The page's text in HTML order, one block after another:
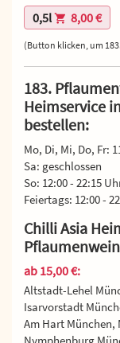
0,5l 8,00 €
(Button klicken, um
183.
Heimservice
bestellen:
Mo, Di, Mi, Do, Fr:
Sa: geschlossen
So: 12:00 - 22:15
Feiertags: 12:00 -
Chilli Asia
ab 15,00 €:
Altstadt-Lehel
Isarvorstadt
Am Hart München,